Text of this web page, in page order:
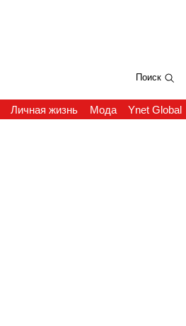
Поиск
Личная жизнь Мода Ynet Global